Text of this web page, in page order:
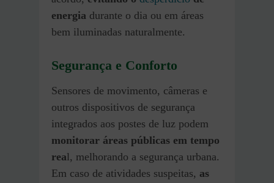
energia durante o dia ou em áreas
bem iluminadas naturalmente.
Segurança e Conforto
Sensores de movimento, câmeras e
outros dispositivos de segurança
integrados aos postes de luz podem
monitorar áreas públicas em tempo
real, melhorando a segurança urbana.
Em caso de atividades suspeitas, as